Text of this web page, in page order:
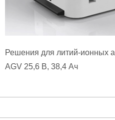
Решения для литий-ионных
AGV 25,6 В, 38,4 Ач